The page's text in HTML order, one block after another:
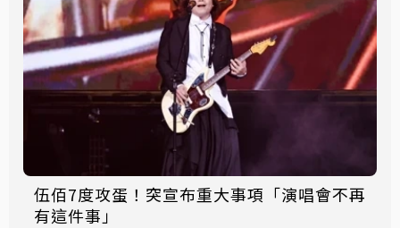
伍佰7度攻蛋！突宣布重大事項「演唱會不再
有這件事」